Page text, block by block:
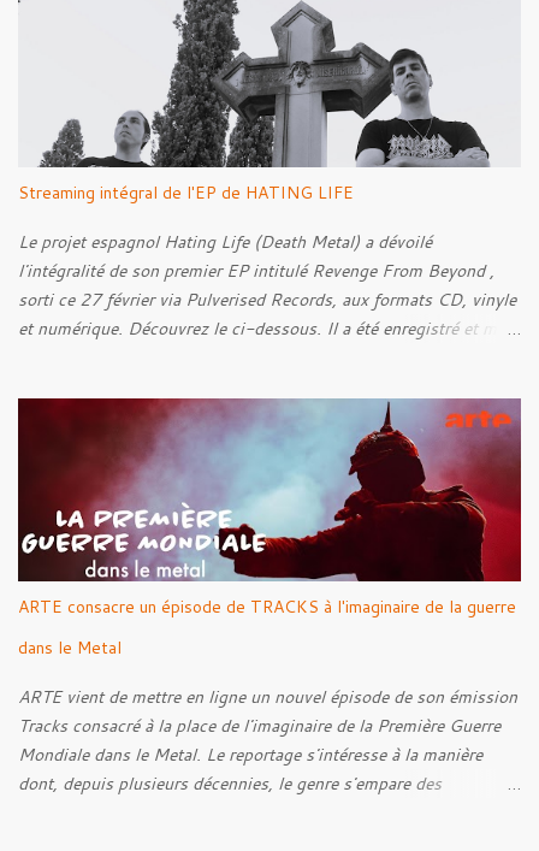
Streaming intégral de l'EP de HATING LIFE
Le projet espagnol Hating Life (Death Metal) a dévoilé
l'intégralité de son premier EP intitulé Revenge From Beyond ,
sorti ce 27 février via Pulverised Records, aux formats CD, vinyle
et numérique. Découvrez le ci-dessous. Il a été enregistré et mixé
Rebellion Against The Vile 05. Revenge From Beyond 06. The
Sense Of Fear
ARTE consacre un épisode de TRACKS à l'imaginaire de la guerre
dans le Metal
ARTE vient de mettre en ligne un nouvel épisode de son émission
Tracks consacré à la place de l'imaginaire de la Première Guerre
Mondiale dans le Metal. Le reportage s'intéresse à la manière
dont, depuis plusieurs décennies, le genre s'empare des